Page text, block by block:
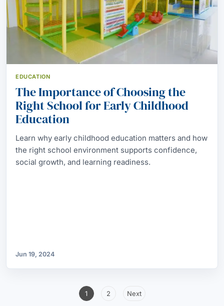
EDUCATION
The Importance of Choosing the
Right School for Early Childhood
Education
Learn why early childhood education matters and how
the right school environment supports confidence,
social growth, and learning readiness.
Jun 19, 2024
Posts
1 2 Next